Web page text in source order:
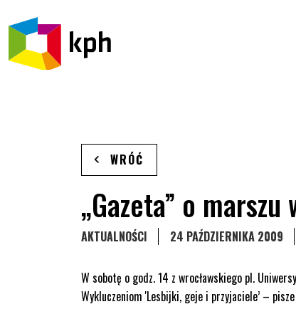
PRZEJDŹ DO TREŚCI
WRÓĆ
„Gazeta” o marszu
STRONA KATEGORII WPISÓW
AKTUALNOŚCI 24 PAŹDZIERNIKA 2009
W sobotę o godz. 14 z wrocławskiego pl.
Wykluczeniom 'Lesbijki, geje i przyjaciele’ –